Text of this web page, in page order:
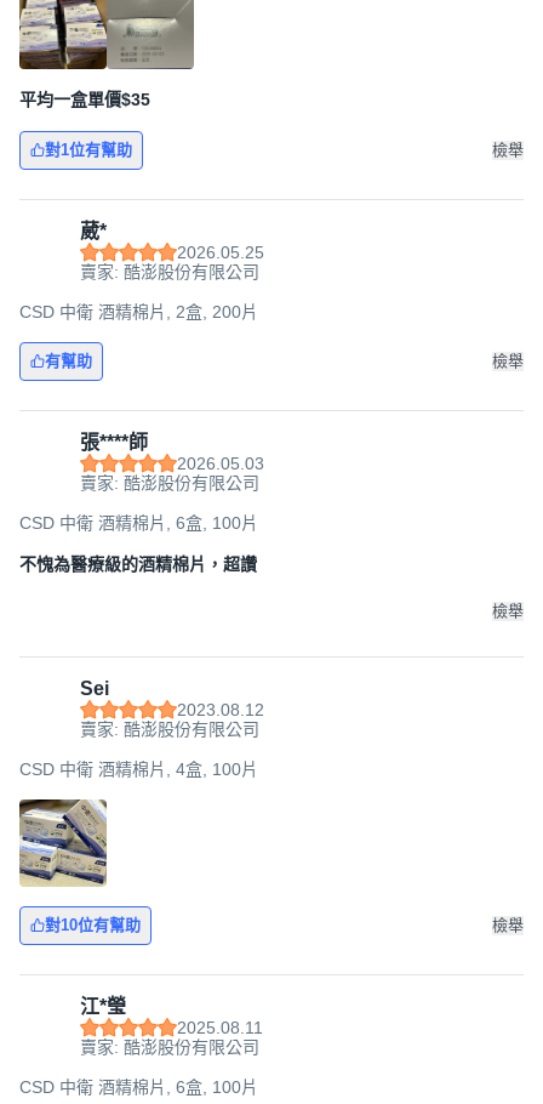
平均一盒單價$35
對1位有幫助 檢舉
葳*
2026.05.25
賣家: 酷澎股份有限公司
CSD 中衛 酒精棉片, 2盒, 200片
有幫助 檢舉
張****師
2026.05.03
賣家: 酷澎股份有限公司
CSD 中衛 酒精棉片, 6盒, 100片
不愧為醫療級的酒精棉片，超讚
檢舉
Sei
2023.08.12
賣家: 酷澎股份有限公司
CSD 中衛 酒精棉片, 4盒, 100片
對10位有幫助 檢舉
江*瑩
2025.08.11
賣家: 酷澎股份有限公司
CSD 中衛 酒精棉片, 6盒, 100片